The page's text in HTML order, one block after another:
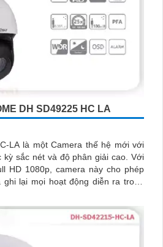
DH SD49225 HC LA
LA là một Camera thế hệ mới với
sắc nét và độ phân giải cao. Với
HD 1080p, camera này cho phép
lại mọi hoạt động diễn ra trong